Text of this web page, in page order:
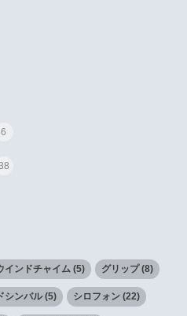
6
インドチャイム(5) グリップ(8)
シンバル(5) シロフォン(22)